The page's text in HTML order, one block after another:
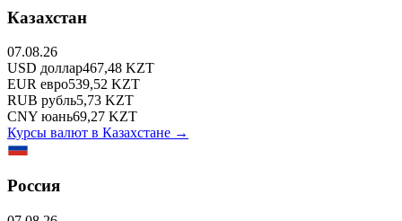
Казахстан
07.08.26
USD доллар467,48 KZT
EUR евро539,52 KZT
RUB рубль5,73 KZT
CNY юань69,27 KZT
Курсы валют в Казахстане →
Россия